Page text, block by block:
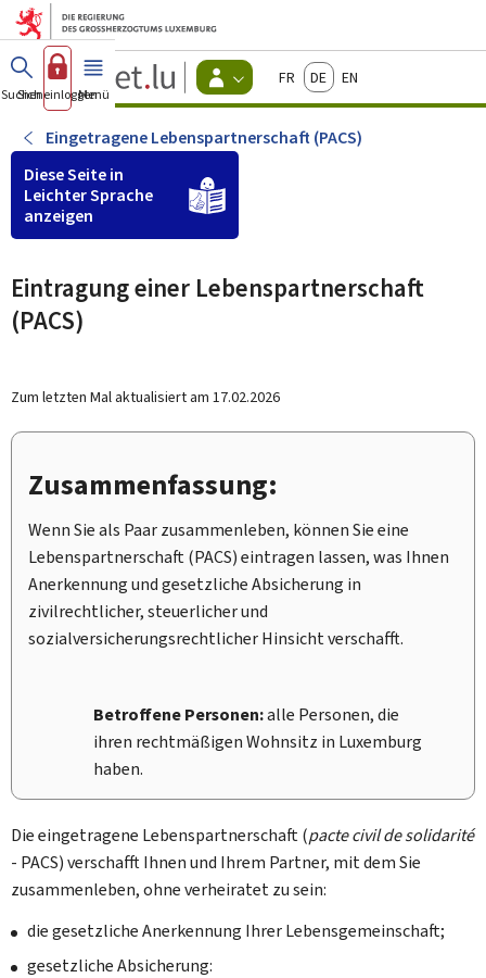
Zum Hauptmenü
Zum Inhalt
Guichet.lu
Changer
d'espace
Menu
actif
FrançaisDeutschEnglish
Suchen
Sich einloggen
Menü Haupt-
Eingetragene Lebenspartnerschaft (PACS)
Diese Seite in
Leichter Sprache
anzeigen
Eintragung einer Lebenspartnerschaft
(PACS)
Zum letzten Mal aktualisiert am 17.02.2026
Zusammenfassung:
Wenn Sie als Paar zusammenleben, können Sie eine
Lebenspartnerschaft (PACS) eintragen lassen, was Ihnen
Anerkennung und gesetzliche Absicherung in
zivilrechtlicher, steuerlicher und
sozialversicherungsrechtlicher Hinsicht verschafft.
Betroffene Personen:alle Personen, die
ihren rechtmäßigen Wohnsitz in Luxemburg
haben.
Die eingetragene Lebenspartnerschaft (pacte civil de solidarité
- PACS) verschafft Ihnen und Ihrem Partner, mit dem Sie
zusammenleben, ohne verheiratet zu sein:
die gesetzliche Anerkennung Ihrer Lebensgemeinschaft;
gesetzliche Absicherung: